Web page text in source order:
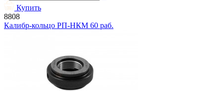
Купить
8808
Калибр-кольцо РП-НКМ 60 раб.